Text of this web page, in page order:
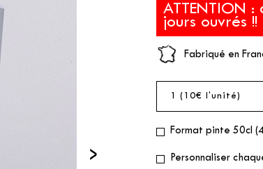
›
ATTENTION
jours ouvrés !!
Fabriqué en
Format pinte 50cl
Personnaliser